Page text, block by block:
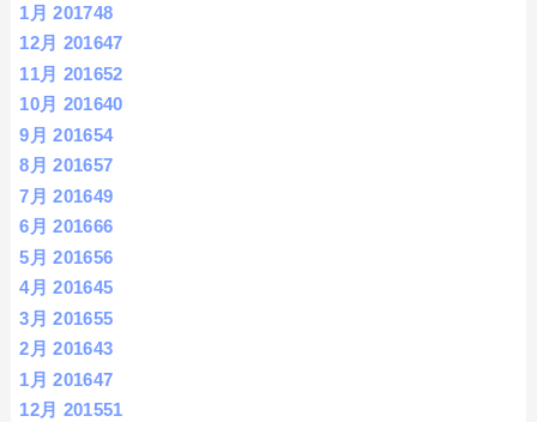
1月 201748
12月 201647
11月 201652
10月 201640
9月 201654
8月 201657
7月 201649
6月 201666
5月 201656
4月 201645
3月 201655
2月 201643
1月 201647
12月 201551